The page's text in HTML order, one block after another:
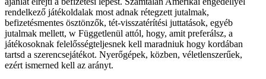
rendelkező játékoldalak most adnak rétegzett jutalmak,
befizetésmentes ösztönzők, tét-visszatérítési juttatások, egyéb
jutalmak mellett, w Függetlenül attól, hogy, amit preferálsz, a
játékosoknak felelősségteljesnek kell maradniuk hogy kordában
tartsd a szerencsejátékot. Nyerőgépek, közben, véletlenszerűek,
ezért ismerned kell az arányt.